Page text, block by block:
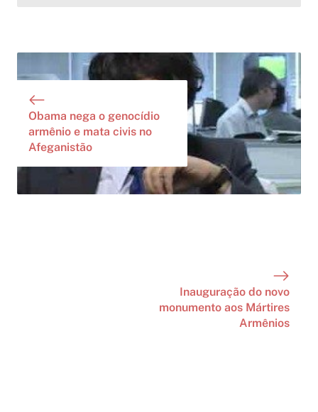
Obama nega o genocídio
armênio e mata civis no
Afeganistão
Inauguração do novo
monumento aos Mártires
Armênios